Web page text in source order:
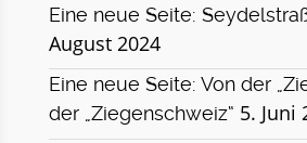
Eine neue Seite:
August 2024
Eine neue Seite: Von der
der „Ziegenschweiz“ 5. Juni